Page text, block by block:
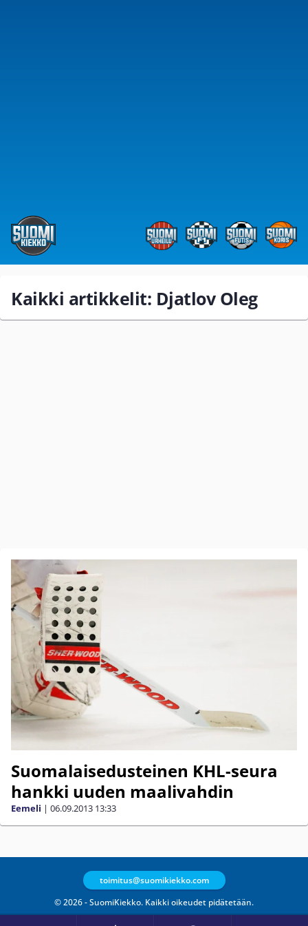
Kaikki artikkelit: Djatlov Oleg
Suomalaisedusteinen KHL-seura
hankki uuden maalivahdin
Eemeli | 06.09.2013 13:33
© 2026 - SuomiKiekko. Kaikki oikeudet pidätetään.
toimitus@suomikiekko.com